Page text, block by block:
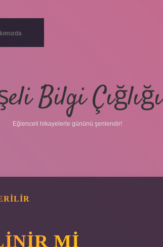
Bilgi Çığlığı
Eğlenceli hikayelerle gününü şenlendir!
MI